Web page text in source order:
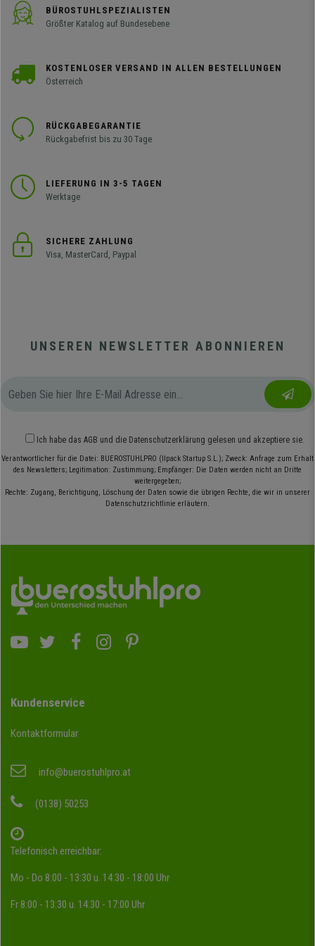
BÜROSTUHLSPEZIALISTEN
Größter Katalog auf Bundesebene
KOSTENLOSER VERSAND IN ALLEN BESTELLUNGEN
Österreich
RÜCKGABEGARANTIE
Rückgabefrist bis zu 30 Tage
LIEFERUNG IN 3-5 TAGEN
Werktage
SICHERE ZAHLUNG
Visa, MasterCard, Paypal
UNSEREN NEWSLETTER ABONNIEREN
Ich habe das AGB und die Datenschutzerklärung gelesen und akzeptiere sie.
Verantwortlicher für die Datei: BUEROSTUHLPRO (Ilpack Startup S.L.); Zweck: Anfrage zum Erhalt
des Newsletters; Legitimation: Zustimmung; Empfänger: Die Daten werden nicht an Dritte
weitergegeben;
Rechte: Zugang, Berichtigung, Löschung der Daten sowie die übrigen Rechte, die wir in unserer
Datenschutzrichtlinie erläutern.
Kundenservice
Kontaktformular
info@buerostuhlpro.at
(0138) 50253
Telefonisch erreichbar:
Mo - Do 8:00 - 13:30 u. 14:30 - 18:00 Uhr
Fr 8:00 - 13:30 u. 14:30 - 17:00 Uhr